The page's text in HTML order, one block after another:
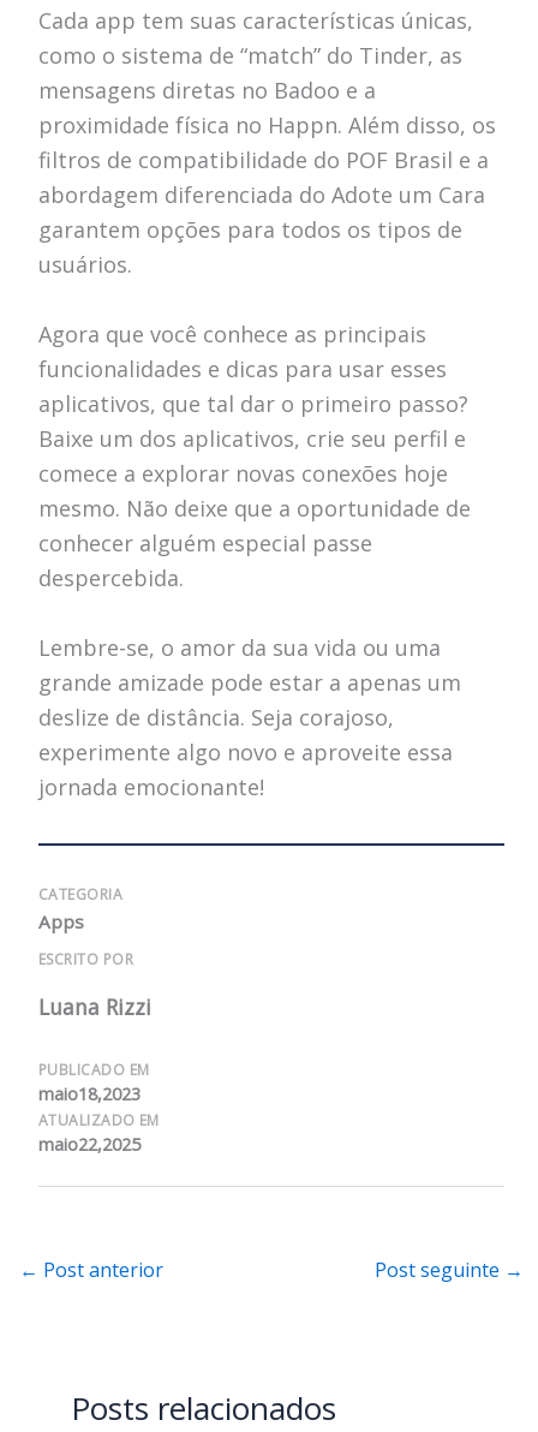
Cada app tem suas características únicas,
como o sistema de “match” do Tinder, as
mensagens diretas no Badoo e a
proximidade física no Happn. Além disso, os
filtros de compatibilidade do POF Brasil e a
abordagem diferenciada do Adote um Cara
garantem opções para todos os tipos de
usuários.
Agora que você conhece as principais
funcionalidades e dicas para usar esses
aplicativos, que tal dar o primeiro passo?
Baixe um dos aplicativos, crie seu perfil e
comece a explorar novas conexões hoje
mesmo. Não deixe que a oportunidade de
conhecer alguém especial passe
despercebida.
Lembre-se, o amor da sua vida ou uma
grande amizade pode estar a apenas um
deslize de distância. Seja corajoso,
experimente algo novo e aproveite essa
jornada emocionante!
CATEGORIA
Apps
ESCRITO POR
Luana Rizzi
PUBLICADO EM
maio18,2023
ATUALIZADO EM
maio22,2025
← Post anterior Post seguinte →
Posts relacionados